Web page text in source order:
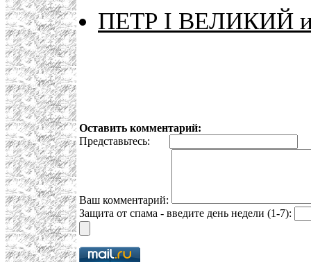
ПЕТР I ВЕЛИКИЙ
Оставить комментарий:
Представьтесь:
Ваш комментарий:
Защита от спама - введите день недели (1-7):